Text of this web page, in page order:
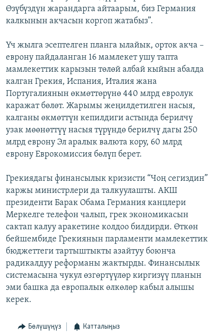
Өзүбүздүн жарандарга айтаарым, биз Германия
калкынын акчасын коргоп жатабыз”.
Үч жылга эсептелген планга ылайык, орток акча –
еврону пайдаланган 16 мамлекет ушу тапта
мамлекеттик карызын төлөй албай кыйын абалда
калган Грекия, Испания, Италия жана
Португалиянын өкмөттөрүнө 440 млрд евролук
каражат бөлөт. Жарымы жеңилдетилген насыя,
калганы өкмөттүн кепилдиги астында берилчү
узак мөөнөттүү насыя түрүндө берилчү дагы 250
млрд еврону Эл аралык валюта кору, 60 млрд
еврону Еврокомиссия бөлүп берет.
Грекиядагы финансылык кризисти “Чоң сегиздин”
каржы министрлери да талкуулашты. АКШ
президенти Барак Обама Германия канцлери
Меркелге телефон чалып, грек экономикасын
сактап калуу аракетине колдоо билдирди. Өткөн
бейшембиде Грекиянын парламенти мамлекеттик
бюджеттеги тартыштыкты азайтуу боюнча
радикалдуу реформаны жактырды. Финансылык
системасына чукул өзгөртүүлөр киргизүү планын
эми башка да европалык өлкөлөр кабыл алышы
керек.
Бөлүшүңүз Катталыңыз